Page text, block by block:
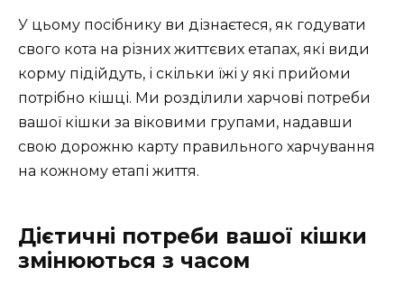
У цьому посібнику ви дізнаєтеся, як годувати
свого кота на різних життєвих етапах, які види
корму підійдуть, і скільки їжі у які прийоми
потрібно кішці. Ми розділили харчові потреби
вашої кішки за віковими групами, надавши
свою дорожню карту правильного харчування
на кожному етапі життя.
Дієтичні потреби вашої кішки
змінюються з часом